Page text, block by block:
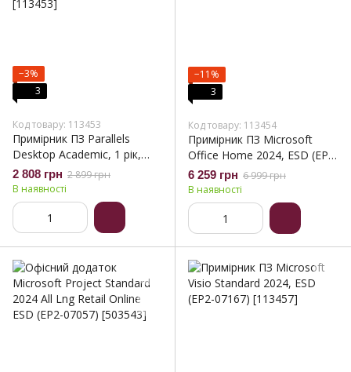
−3%
3
Код товару: 113453
Примірник ПЗ Parallels
Desktop Academic, 1 рік,
ESD (ESDPDA1YSUBEU)
2 808 грн 2 899 грн
В наявності
−11%
3
Код товару: 113454
Примірник ПЗ Microsoft
Office Home 2024, ESD (EP2-
06797)
6 259 грн 6 999 грн
В наявності